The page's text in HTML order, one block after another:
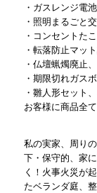
・ガスレンジ電
・照明まるごと
・コンセントた
・転落防止マッ
・仏壇蝋燭廃止
・期限切れガス
・雛人形セット
お客様に商品全
私の実家、周り
下・保守的、家
く！火事火災が
たベランダ庭、